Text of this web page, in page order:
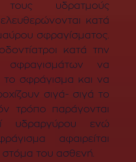
υδρατμούς
κατά
σφραγίσματος.
κατά την
σφραγισμάτων να
σφράγισμα και να
σιγά- σιγά το
τρόπο παράγονται
υδραργύρου ενώ
αφαιρείται
του ασθενή.